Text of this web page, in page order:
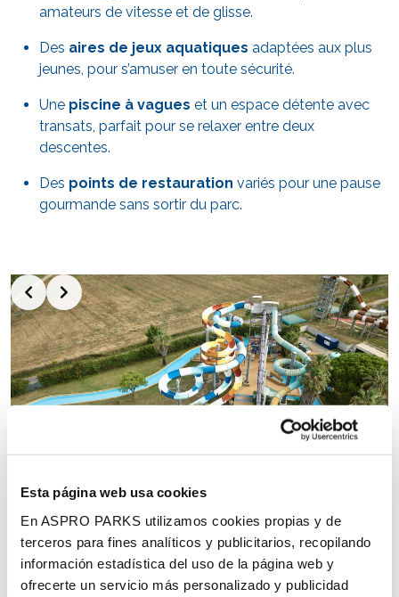
Esta página web usa cookies
En ASPRO PARKS utilizamos cookies propias y de
terceros para fines analíticos y publicitarios, recopilando
información estadística del uso de la página web y
ofrecerte un servicio más personalizado y publicidad
amateurs de vitesse et de glisse.
Des aires de jeux aquatiques adaptées aux plus
jeunes, pour s’amuser en toute sécurité.
Une piscine à vagues et un espace détente avec
transats, parfait pour se relaxer entre deux
descentes.
Des points de restauration variés pour une pause
gourmande sans sortir du parc.